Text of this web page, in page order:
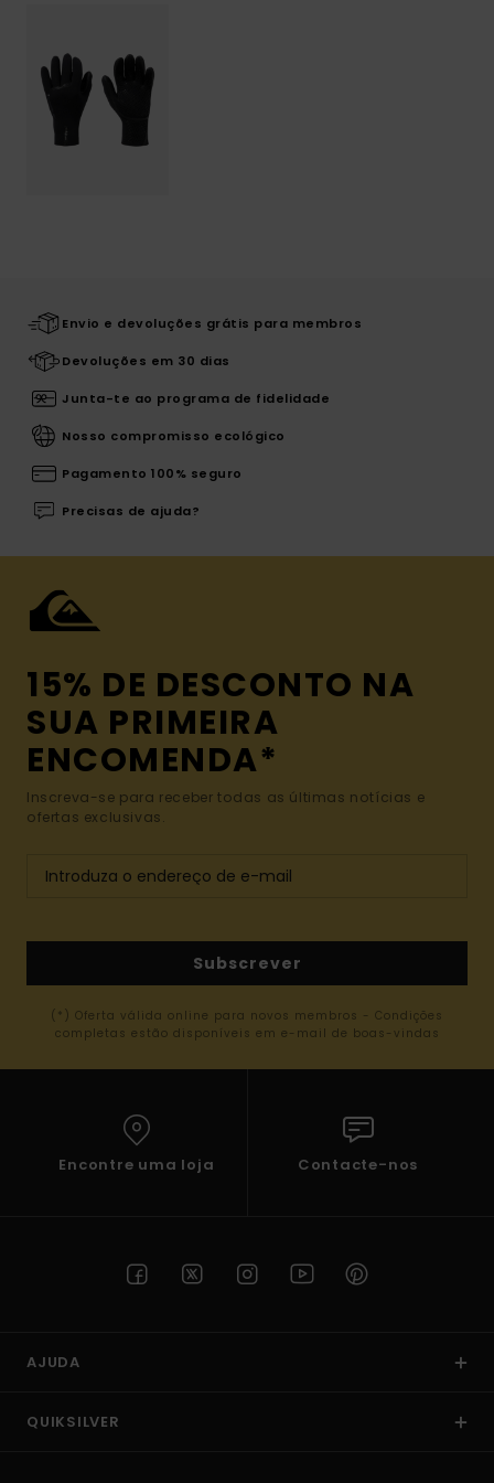
Envio e devoluções grátis para membros
Devoluções em 30 dias
Junta-te ao programa de fidelidade
Nosso compromisso ecológico
Pagamento 100% seguro
Precisas de ajuda?
15% DE DESCONTO NA
SUA PRIMEIRA
ENCOMENDA*
Inscreva-se para receber todas as últimas notícias e
ofertas exclusivas.
Subscrever
(*) Oferta válida online para novos membros - Condições
completas estão disponíveis em e-mail de boas-vindas
Encontre uma loja Contacte-nos
AJUDA
QUIKSILVER